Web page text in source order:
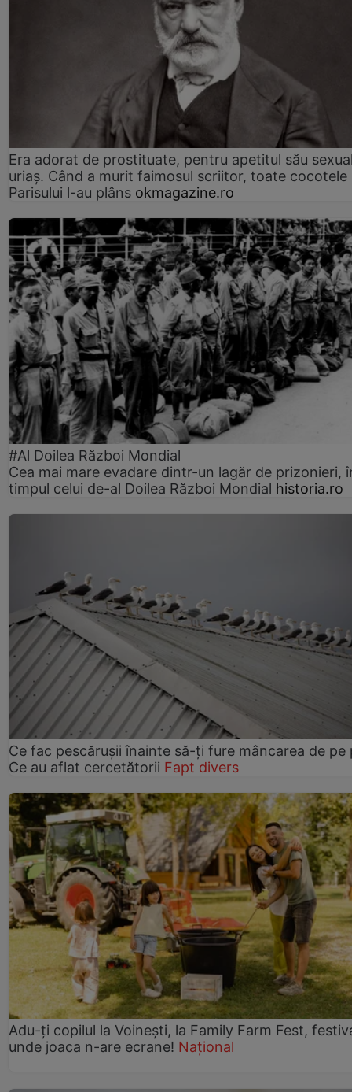
Era adorat de prostituate, pentru apetitul său
uriaș. Când a murit faimosul scriitor, toate cocotele
Parisului l-au plâns okmagazine.ro
#Al Doilea Război Mondial
Cea mai mare evadare dintr-un lagăr de prizonieri,
timpul celui de-al Doilea Război Mondial historia.ro
Ce fac pescărușii înainte să-ți fure mâncarea de pe
Ce au aflat cercetătorii Fapt divers
Adu-ți copilul la Voinești, la Family Farm Fest,
unde joaca n-are ecrane! Național